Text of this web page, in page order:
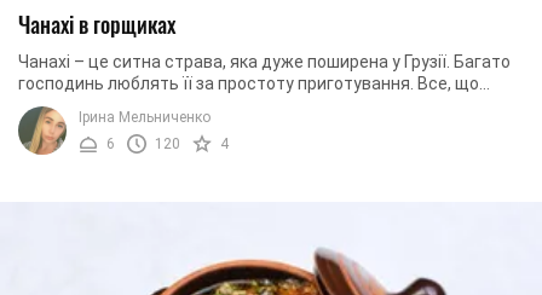
Чанахі в горщиках
Чанахі – це ситна страва, яка дуже поширена у Грузії. Багато
господинь люблять її за простоту приготування. Все, що
потрібно – це змішати м'ясо ...
Ірина Мельниченко
6
120 4